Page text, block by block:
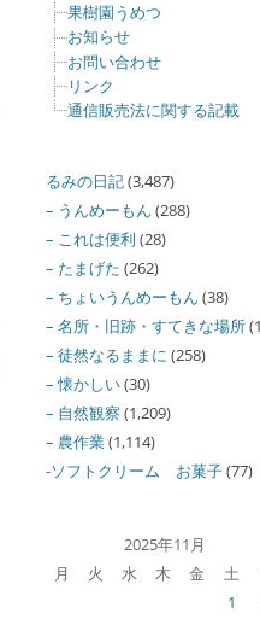
果樹園うめつ
お知らせ
お問い合わせ
リンク
通信販売法に関する記載
るみの日記(3,487)
– うんめーもん (288)
– これは便利 (28)
– たまげた (262)
– ちょいうんめーもん (38)
– 名所・旧跡・すてきな場所
– 徒然なるままに (258)
– 懐かしい(30)
– 自然観察 (1,209)
– 農作業(1,114)
-ソフトクリーム お菓子(77)
2025年11月
月
火 水 木 金 土
1